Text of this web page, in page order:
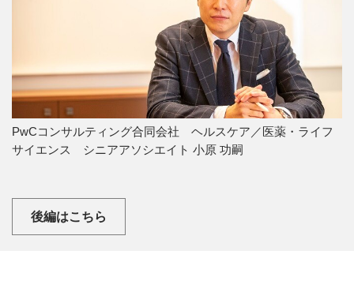
PwCコンサルティング合同会社 ヘルスケア／医薬・ライフ
サイエンス シニアアソシエイト 小原 功嗣
後編はこちら